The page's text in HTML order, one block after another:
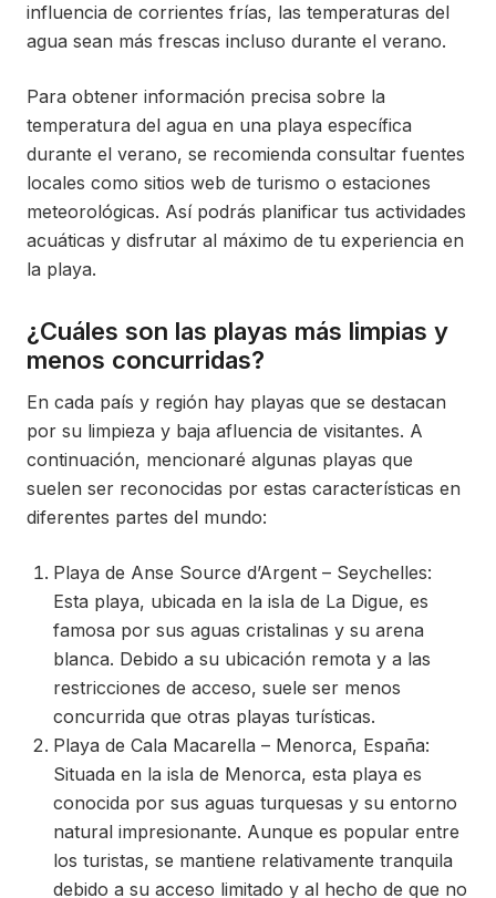
influencia de corrientes frías, las temperaturas del
agua sean más frescas incluso durante el verano.
Para obtener información precisa sobre la
temperatura del agua en una playa específica
durante el verano, se recomienda consultar fuentes
locales como sitios web de turismo o estaciones
meteorológicas. Así podrás planificar tus actividades
acuáticas y disfrutar al máximo de tu experiencia en
la playa.
¿Cuáles son las playas más limpias y
menos concurridas?
En cada país y región hay playas que se destacan
por su limpieza y baja afluencia de visitantes. A
continuación, mencionaré algunas playas que
suelen ser reconocidas por estas características en
diferentes partes del mundo:
Playa de Anse Source d’Argent – Seychelles:
Esta playa, ubicada en la isla de La Digue, es
famosa por sus aguas cristalinas y su arena
blanca. Debido a su ubicación remota y a las
restricciones de acceso, suele ser menos
concurrida que otras playas turísticas.
Playa de Cala Macarella – Menorca, España:
Situada en la isla de Menorca, esta playa es
conocida por sus aguas turquesas y su entorno
natural impresionante. Aunque es popular entre
los turistas, se mantiene relativamente tranquila
debido a su acceso limitado y al hecho de que no